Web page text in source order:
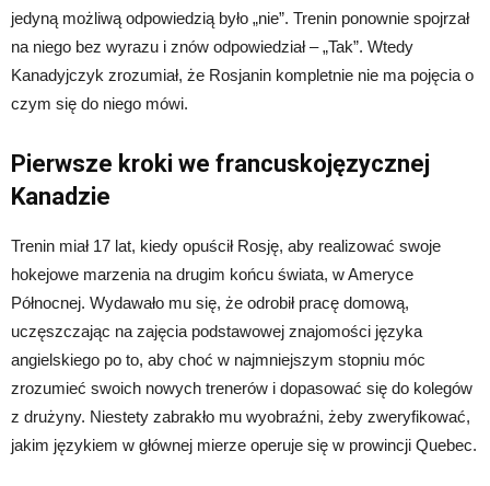
jedyną możliwą odpowiedzią było „nie”. Trenin ponownie spojrzał
na niego bez wyrazu i znów odpowiedział – „Tak”. Wtedy
Kanadyjczyk zrozumiał, że Rosjanin kompletnie nie ma pojęcia o
czym się do niego mówi.
Pierwsze kroki we francuskojęzycznej
Kanadzie
Trenin miał 17 lat, kiedy opuścił Rosję, aby realizować swoje
hokejowe marzenia na drugim końcu świata, w Ameryce
Północnej. Wydawało mu się, że odrobił pracę domową,
uczęszczając na zajęcia podstawowej znajomości języka
angielskiego po to, aby choć w najmniejszym stopniu móc
zrozumieć swoich nowych trenerów i dopasować się do kolegów
z drużyny. Niestety zabrakło mu wyobraźni, żeby zweryfikować,
jakim językiem w głównej mierze operuje się w prowincji Quebec.